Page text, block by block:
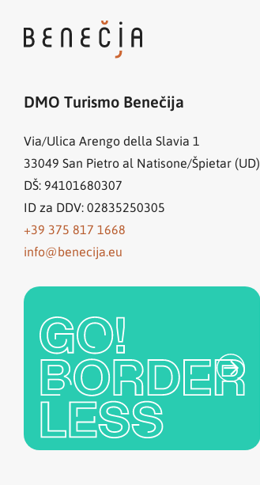
DMO Turismo Benečija
Via/Ulica Arengo della Slavia 1
33049 San Pietro al Natisone/Špietar (UD)
DŠ: 94101680307
ID za DDV: 02835250305
+39 375 817 1668
info@benecija.eu